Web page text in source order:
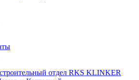
отдел RKS KLINKER